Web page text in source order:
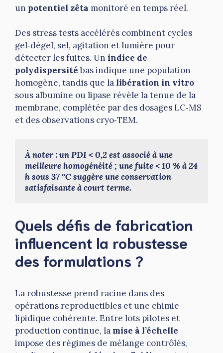
un potentiel zêta monitoré en temps réel.
Des stress tests accélérés combinent cycles
gel‑dégel, sel, agitation et lumière pour
détecter les fuites. Un indice de
polydispersitébas indique une population
homogène, tandis que lalibération in vitro
sous albumine ou lipase révèle la tenue de la
membrane, complétée par des dosages LC‑MS
et des observations cryo‑TEM.
À noter : un PDI < 0,2 est associé à une
meilleure homogénéité ; une fuite < 10 % à 24
h sous 37 °C suggère une conservation
satisfaisante à court terme.
Quels défis de fabrication
influencent la robustesse
des formulations ?
La robustesse prend racine dans des
opérations reproductibles et une chimie
lipidique cohérente. Entre lots pilotes et
production continue, la mise à l’échelle
impose des régimes de mélange contrôlés,